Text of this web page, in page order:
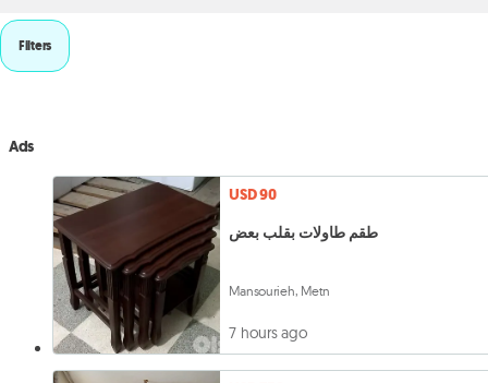
Filters
Ads
USD 90
طقم طاولات بقلب بعض
Mansourieh, Metn
7 hours ago